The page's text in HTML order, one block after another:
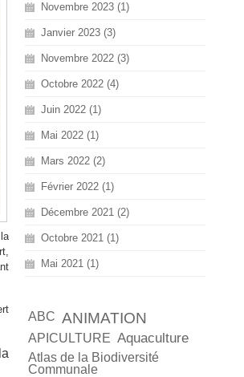
Novembre 2023 (1)
Janvier 2023 (3)
Novembre 2022 (3)
Octobre 2022 (4)
Juin 2022 (1)
Mai 2022 (1)
Mars 2022 (2)
Février 2022 (1)
Décembre 2021 (2)
Octobre 2021 (1)
Mai 2021 (1)
ABC ANIMATION
APICULTURE Aquaculture
Atlas de la Biodiversité
Communale